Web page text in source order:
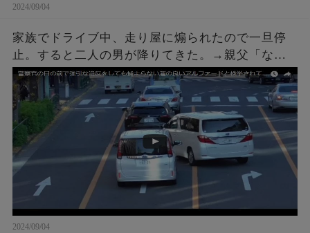
2024/09/04
家族でドライブ中、走り屋に煽られたので一旦停
止。すると二人の男が降りてきた。→親父「なん
や、なんかあったんかい？」こちらも車を降りて
話しかけに行った結果ｗｗｗ
2024/09/04